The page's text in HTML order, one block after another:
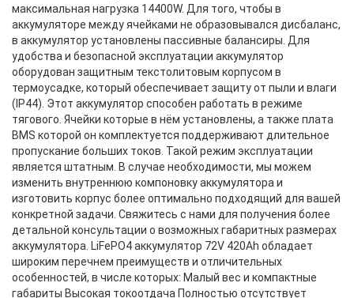
максимальная нагрузка 14400W. Для того, чтобы в
аккумуляторе между ячейками не образовывался дисбаланс,
в аккумулятор установлены пассивные балансиры. Для
удобства и безопасной эксплуатации аккумулятор
оборудован защитным текстолитовым корпусом в
термоусадке, который обеспечивает защиту от пыли и влаги
(IP44). Этот аккумулятор способен работать в режиме
тягового. Ячейки которые в нём установлены, а также плата
BMS которой он комплектуется поддерживают длительное
пропускание больших токов. Такой режим эксплуатации
является штатным. В случае необходимости, мы можем
изменить внутреннюю компоновку аккумулятора и
изготовить корпус более оптимально подходящий для вашей
конкретной задачи. Свяжитесь с нами для получения более
детальной консультации о возможных габаритных размерах
аккумулятора. LiFePO4 аккумулятор 72V 420Ah обладает
широким перечнем преимуществ и отличительных
особенностей, в числе которых: Малый вес и компактные
габариты Высокая токоотдача Полностью отсутствует